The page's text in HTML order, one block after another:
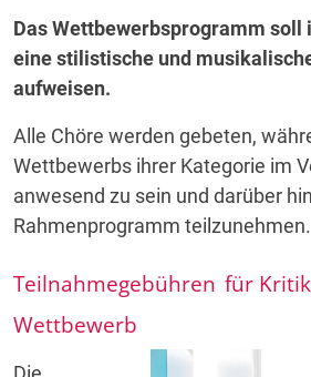
Das Wettbewerbsprogramm soll
eine stilistische und
aufweisen.
Alle Chöre werden gebeten,
Wettbewerbs ihrer Kategorie im
anwesend zu sein und darüber
Rahmenprogramm teilzunehmen.
Teilnahmegebühren für
Wettbewerb